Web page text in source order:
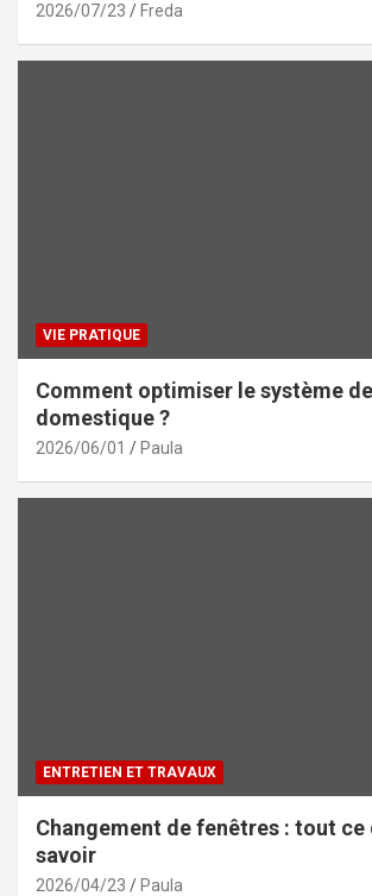
2026/07/23 Freda
VIE PRATIQUE
Comment optimiser le système
domestique ?
2026/06/01 Paula
ENTRETIEN ET TRAVAUX
Changement de fenêtres : tout ce
savoir
2026/04/23 Paula